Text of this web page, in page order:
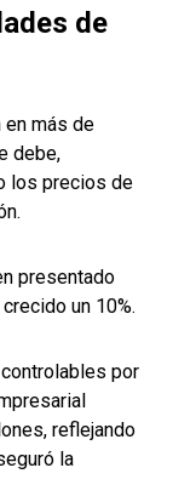
de
en más de
debe,
los precios de
presentado
un 10%.
por
reflejando
la